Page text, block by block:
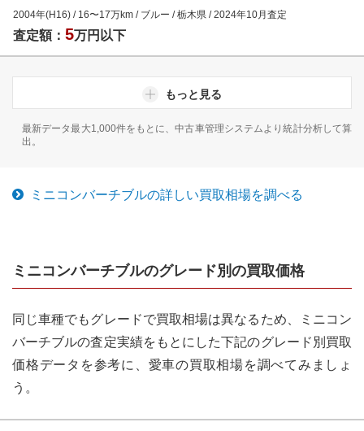
2004年(H16) / 16〜17万km / ブルー /栃木県 /2024年10月査定
査定額： 5万円以下
もっと見る
最新データ最大1,000件をもとに、中古車管理システムより統計分析して算
出。
ミニコンバーチブルの詳しい買取相場を調べる
ミニコンバーチブルのグレード別の買取価格
同じ車種でもグレードで買取相場は異なるため、
ミニコン
バーチブルの査定実績をもとにした下記のグレード別買取
価格データを参考に、愛車の買取相場を調べてみましょ
う。